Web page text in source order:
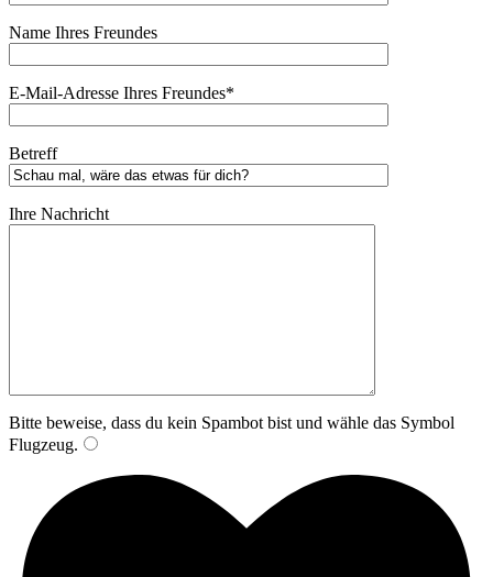
Name Ihres Freundes
E-Mail-Adresse Ihres Freundes*
Betreff
Ihre Nachricht
Bitte beweise, dass du kein Spambot bist und wähle das Symbol
Flugzeug.